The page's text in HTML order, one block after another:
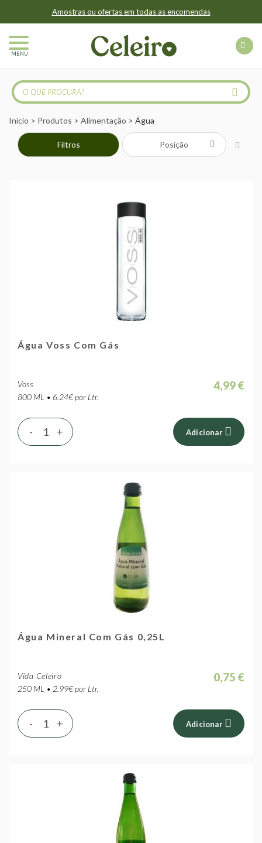
Amostras ou ofertas em todas as encomendas
MENU
Início Produtos Alimentação Água
Filtros
Água Voss Com Gás
Voss
800 ML • 6.24€ por Ltr.
4,99 €
+
- Adicionar
Água Mineral Com Gás 0,25L
Vida Celeiro
250 ML • 2.99€ por Ltr.
0,75 €
+
- Adicionar